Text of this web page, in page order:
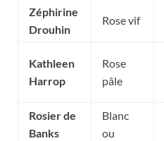
Zéphirine
Drouhin
Rose vif
Kathleen
Harrop
Rose
pâle
Rosier de
Banks
Blanc
ou